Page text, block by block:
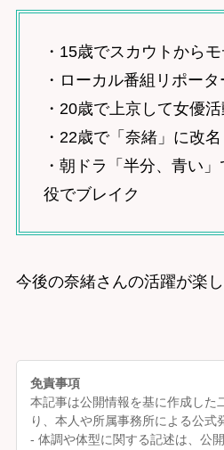
・15歳でスカウトから
・ローカル番組リポー
・20歳で上京して女優
・22歳で「奈緒」に改名
・朝ドラ「半分、青い
役でブレイク
今後の奈緒さんの活躍が楽し
免責事項
本記事は公開情報を基に作成した
り、本人や所属事務所による公式
- 体調や体型に関する記述は、公